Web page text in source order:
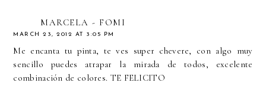
MARCELA - FOMI
MARCH 23, 2012 AT 3:05 PM
Me encanta tu pinta, te ves super chevere, con algo muy
sencillo puedes atrapar la mirada de todos, excelente
combinación de colores. TE FELICITO